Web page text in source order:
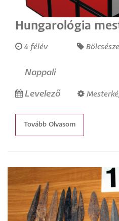
Hungarológia
4 félév
Nappali
Levelező
Tovább Olvasom